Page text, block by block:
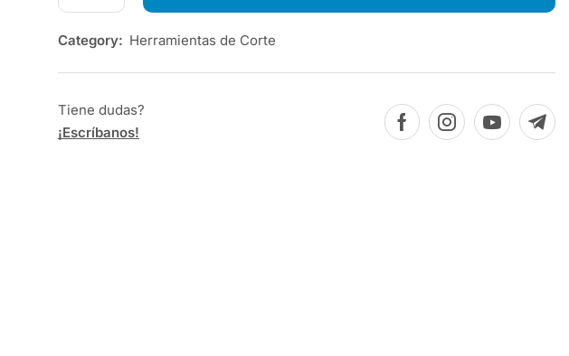
Category: Herramientas de Corte
Tiene dudas?
¡Escríbanos!